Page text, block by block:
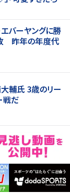
エバーヤングに勝
昨年の年度代
輔氏 3歳のリー
戦だ